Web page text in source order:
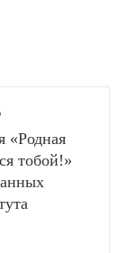
«Родная
тобой!»